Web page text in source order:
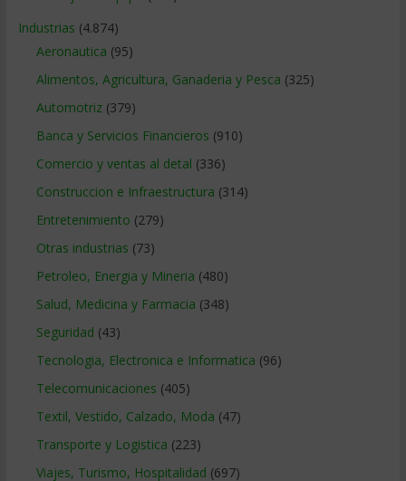
Industrias (4.874)
Aeronautica (95)
Alimentos, Agricultura, Ganaderia y Pesca (325)
Automotriz(379)
Banca y Servicios Financieros (910)
Comercio y ventas al detal (336)
Construccion e Infraestructura (314)
Entretenimiento (279)
Otras industrias (73)
Petroleo, Energia y Mineria (480)
Salud, Medicina y Farmacia (348)
Seguridad (43)
Tecnologia, Electronica e Informatica (96)
Telecomunicaciones (405)
Textil, Vestido, Calzado, Moda (47)
Transporte y Logistica (223)
Viajes, Turismo, Hospitalidad (697)